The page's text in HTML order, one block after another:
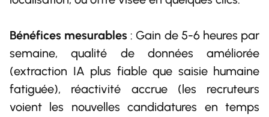
Bénéfices mesurables : Gain de 5-6 heures par
semaine, qualité de données améliorée
(extraction IA plus fiable que saisie humaine
fatiguée), réactivité accrue (les recruteurs
voient les nouvelles candidatures en temps